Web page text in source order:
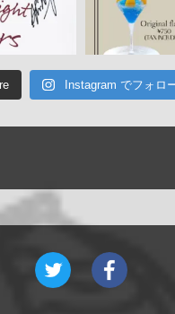
Instagram でフォロ